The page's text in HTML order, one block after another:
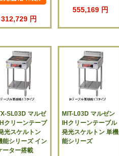
312,729 円
555,169 円
SL03D マルゼ
クリーンテーブ
光スケルトン
能シリーズ イン
ーター搭載
MIT-L03D マルゼン
IHクリーンテーブル
発光スケルトン 単機
能シリーズ